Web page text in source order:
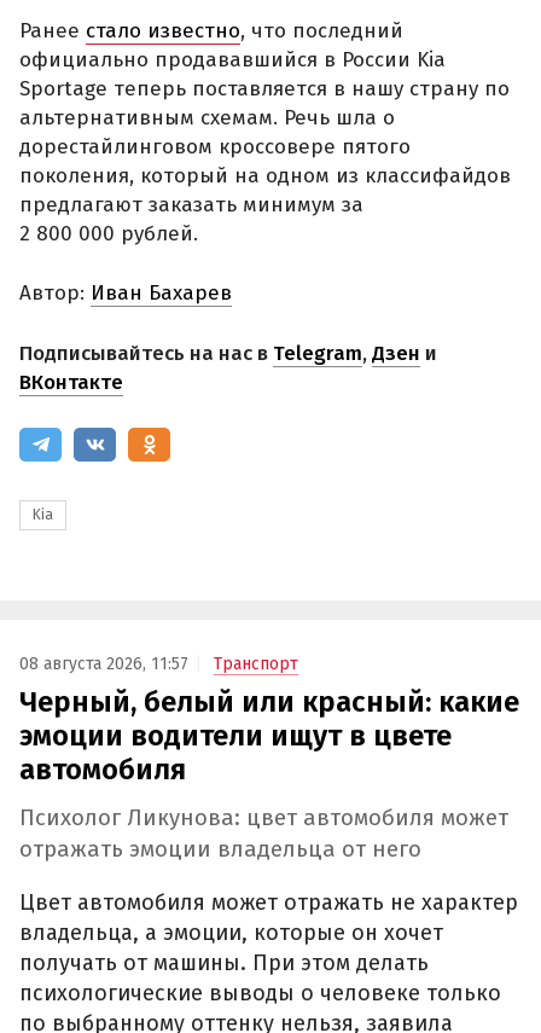
Ранее стало известно, что последний
официально продававшийся в России Kia
Sportage теперь поставляется в нашу страну по
альтернативным схемам. Речь шла о
дорестайлинговом кроссовере пятого
поколения, который на одном из классифайдов
предлагают заказать минимум за
2 800 000 рублей.
Автор: Иван Бахарев
Подписывайтесь на нас в Telegram,Дзен и
ВКонтакте
Kia
08 августа 2026, 11:57 Транспорт
Черный, белый или красный: какие
эмоции водители ищут в цвете
автомобиля
Психолог Ликунова: цвет автомобиля может
отражать эмоции владельца от него
Цвет автомобиля может отражать не характер
владельца, а эмоции, которые он хочет
получать от машины. При этом делать
психологические выводы о человеке только
по выбранному оттенку нельзя, заявила